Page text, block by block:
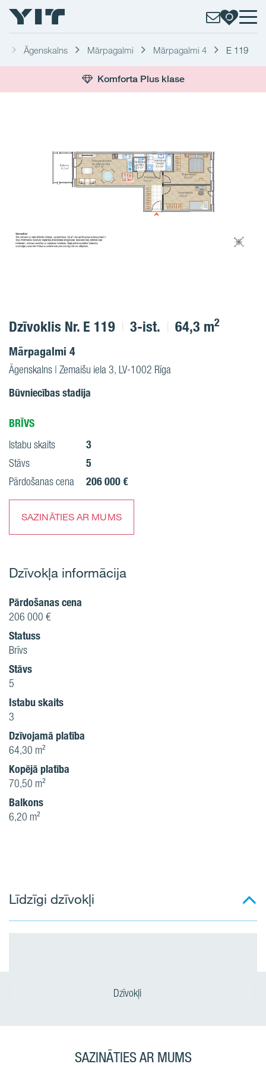
Āgenskalns Mārpagalmi Mārpagalmi 4 E 119
Komforta Plus klase
Dzīvoklis Nr. E 119 3-ist. 64,3 m2
Mārpagalmi 4
Āgenskalns | Zemaišu iela 3, LV-1002 Rīga
Būvniecības stadija
BRĪVS
Istabu skaits 3
Stāvs 5
Pārdošanas cena 206 000 €
SAZINĀTIES AR MUMS
Dzīvokļa informācija
Pārdošanas cena
206 000 €
Statuss
Brīvs
Stāvs
5
Istabu skaits
3
Dzīvojamā platība
64,30 m²
Kopējā platība
70,50 m²
Balkons
6,20 m²
Līdzīgi dzīvokļi
Dzīvokļi
SAZINĀTIES AR MUMS